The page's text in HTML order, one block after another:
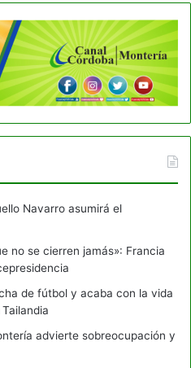
Navarro asumirá el
no se cierren jamás»: Francia
de fútbol y acaba con la vida
advierte sobreocupación y